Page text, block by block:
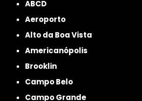
ABCD
Aeroporto
Alto da Boa Vista
Americanópolis
Brooklin
Campo Belo
Campo Grande